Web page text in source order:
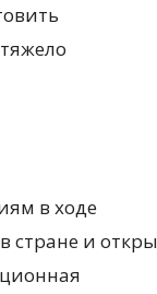
в ходе
стране и